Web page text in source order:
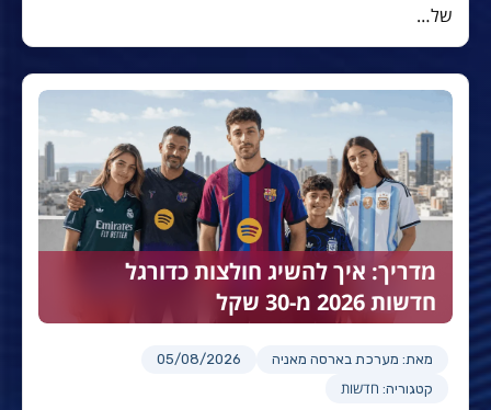
של…
מדריך: איך להשיג חולצות כדורגל
חדשות 2026 מ-30 שקל
מאת: מערכת בארסה מאניה
05/08/2026
קטגוריה: חדשות